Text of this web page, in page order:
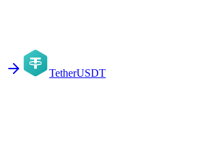
TetherUSDT